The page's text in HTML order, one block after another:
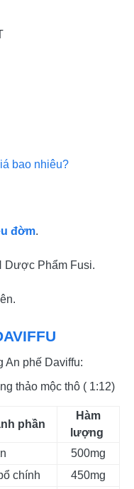
bao nhiêu?
đờm.
Dược Phẩm Fusi.
An phế Daviffu:
thảo mộc thô ( 1:12)
phần
Hàm
lượng
500mg
chính
450mg